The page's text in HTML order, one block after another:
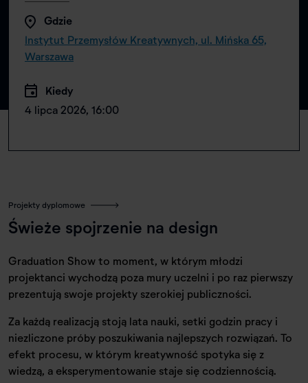
Gdzie
Instytut Przemysłów Kreatywnych, ul. Mińska 65,
Warszawa
Kiedy
4 lipca 2026, 16:00
Projekty dyplomowe
Świeże spojrzenie na design
Graduation Show to moment, w którym młodzi
projektanci wychodzą poza mury uczelni i po raz pierwszy
prezentują swoje projekty szerokiej publiczności.
Za każdą realizacją stoją lata nauki, setki godzin pracy i
niezliczone próby poszukiwania najlepszych rozwiązań. To
efekt procesu, w którym kreatywność spotyka się z
wiedzą, a eksperymentowanie staje się codziennością.